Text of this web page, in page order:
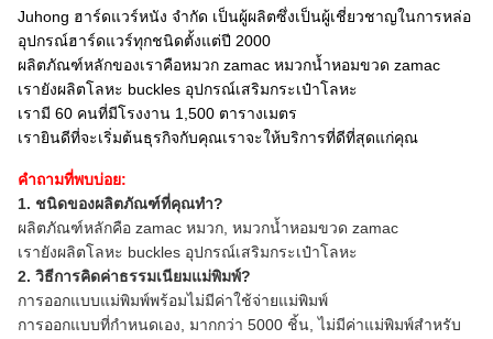
Juhong ฮาร์ดแวร์หนัง จำกัด เป็นผู้ผลิตซึ่งเป็นผู้เชี่ยวชาญในการหล่อ
อุปกรณ์ฮาร์ดแวร์ทุกชนิดตั้งแต่ปี 2000
ผลิตภัณฑ์หลักของเราคือหมวก zamac หมวกน้ำหอมขวด zamac
เรายังผลิตโลหะ buckles อุปกรณ์เสริมกระเป๋าโลหะ
เรามี 60 คนที่มีโรงงาน 1,500 ตารางเมตร
เรายินดีที่จะเริ่มต้นธุรกิจกับคุณเราจะให้บริการที่ดีที่สุดแก่คุณ
คำถามที่พบบ่อย:
1. ชนิดของผลิตภัณฑ์ที่คุณทำ?
ผลิตภัณฑ์หลักคือ zamac หมวก, หมวกน้ำหอมขวด zamac
เรายังผลิตโลหะ buckles อุปกรณ์เสริมกระเป๋าโลหะ
2. วิธีการคิดค่าธรรมเนียมแม่พิมพ์?
การออกแบบแม่พิมพ์พร้อมไม่มีค่าใช้จ่ายแม่พิมพ์
การออกแบบที่กำหนดเอง, มากกว่า 5000 ชิ้น, ไม่มีค่าแม่พิมพ์สำหรับ